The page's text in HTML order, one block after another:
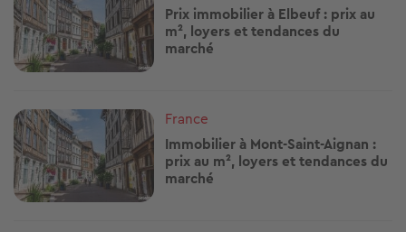
Prix immobilier à Elbeuf : prix au
m², loyers et tendances du
marché
Image
France
Immobilier à Mont-Saint-Aignan :
prix au m², loyers et tendances du
marché